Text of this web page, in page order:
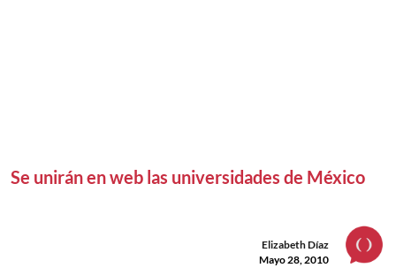
Se unirán en web las universidades de México
Elizabeth Díaz
Mayo 28, 2010